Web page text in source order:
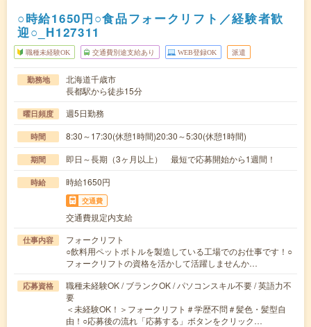
○時給1650円○食品フォークリフト／経験者歓
迎○_H127311
職種未経験OK 交通費別途支給あり WEB登録OK 派遣
勤務地
北海道千歳市
長都駅から徒歩15分
曜日頻度 週5日勤務
時間 8:30～17:30(休憩1時間)20:30～5:30(休憩1時間)
期間 即日～長期（3ヶ月以上） 最短で応募開始から1週間！
時給 時給1650円
交通費
交通費規定内支給
仕事内容
フォークリフト
○飲料用ペットボトルを製造している工場でのお仕事です！○
フォークリフトの資格を活かして活躍しませんか…
応募資格
職種未経験OK / ブランクOK / パソコンスキル不要 / 英語力不
要
＜未経験OK！＞フォークリフト＃学歴不問＃髪色・髪型自
由！○応募後の流れ「応募する」ボタンをクリック…